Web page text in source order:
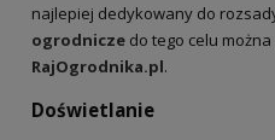
najlepiej dedykowany do
ogrodnicze do tego celu
RajOgrodnika.pl.
Doświetlanie